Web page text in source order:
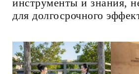
инструменты и знания,
для долгосрочного